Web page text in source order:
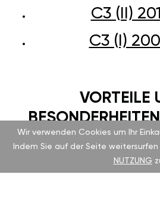
C3 (II)
C3 (I)
VORTEILE
Citroen C3 ist seit langem
Wir verwenden Cookies um Ihr
Indem Sie auf der Seite
NUTZUNG